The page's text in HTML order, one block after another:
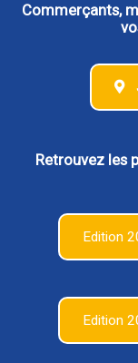
Commerçants,
Retrouvez les
Edition
Edition